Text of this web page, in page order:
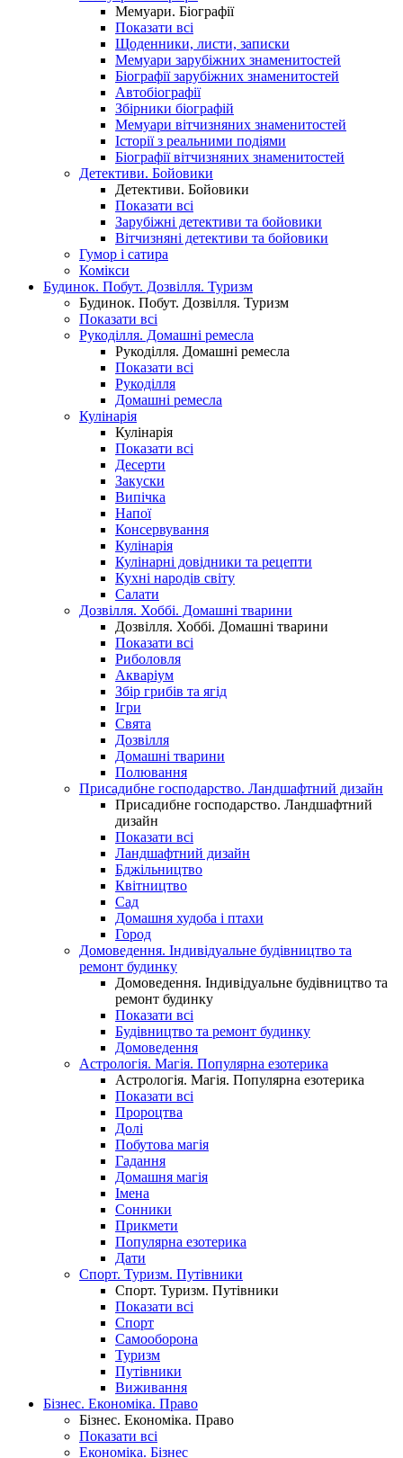
Мемуари. Біографії
Показати всі
Щоденники, листи, записки
Мемуари зарубіжних знаменитостей
Біографії зарубіжних знаменитостей
Автобіографії
Збірники біографій
Мемуари вітчизняних знаменитостей
Історії з реальними подіями
Біографії вітчизняних знаменитостей
Детективи. Бойовики
Детективи. Бойовики
Показати всі
Зарубіжні детективи та бойовики
Вітчизняні детективи та бойовики
Гумор і сатира
Комікси
Будинок. Побут. Дозвілля. Туризм
Будинок. Побут. Дозвілля. Туризм
Показати всі
Рукоділля. Домашні ремесла
Рукоділля. Домашні ремесла
Показати всі
Рукоділля
Домашні ремесла
Кулінарія
Кулінарія
Показати всі
Десерти
Закуски
Випічка
Напої
Консервування
Кулінарія
Кулінарні довідники та рецепти
Кухні народів світу
Салати
Дозвілля. Хоббі. Домашні тварини
Дозвілля. Хоббі. Домашні тварини
Показати всі
Риболовля
Акваріум
Збір грибів та ягід
Ігри
Свята
Дозвілля
Домашні тварини
Полювання
Присадибне господарство. Ландшафтний дизайн
Присадибне господарство. Ландшафтний
дизайн
Показати всі
Ландшафтний дизайн
Бджільництво
Квітництво
Сад
Домашня худоба і птахи
Город
Домоведення. Індивідуальне будівництво та
ремонт будинку
Домоведення. Індивідуальне будівництво та
ремонт будинку
Показати всі
Будівництво та ремонт будинку
Домоведення
Астрологія. Магія. Популярна езотерика
Астрологія. Магія. Популярна езотерика
Показати всі
Пророцтва
Долі
Побутова магія
Гадання
Домашня магія
Імена
Сонники
Прикмети
Популярна езотерика
Дати
Спорт. Туризм. Путівники
Спорт. Туризм. Путівники
Показати всі
Спорт
Самооборона
Туризм
Путівники
Виживання
Бізнес. Економіка. Право
Бізнес. Економіка. Право
Показати всі
Економіка. Бізнес